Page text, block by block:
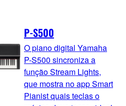
P-S500
O piano digital Yamaha
P-S500 sincroniza a
função Stream Lights,
que mostra no app Smart
Pianist quais teclas o